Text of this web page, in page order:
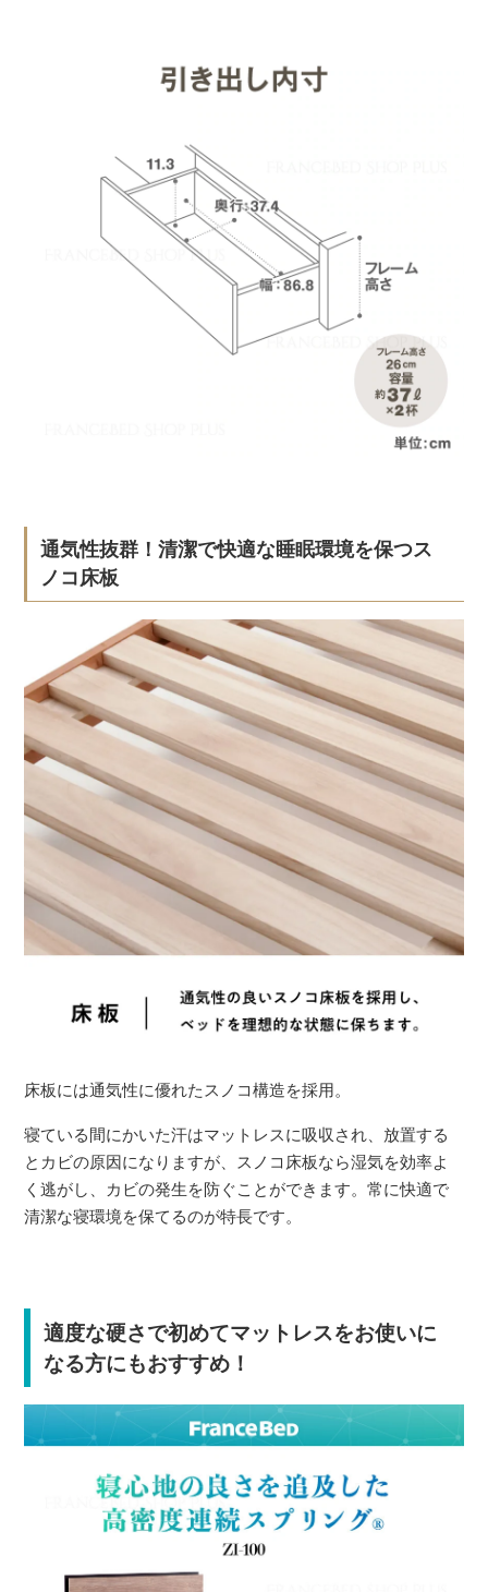
通気性抜群！清潔で快適な睡眠環境を保つス
ノコ床板
床板には通気性に優れたスノコ構造を採用。
寝ている間にかいた汗はマットレスに吸収され、放置する
とカビの原因になりますが、スノコ床板なら湿気を効率よ
く逃がし、カビの発生を防ぐことができます。常に快適で
清潔な寝環境を保てるのが特長です。
適度な硬さで初めてマットレスをお使いに
なる方にもおすすめ！